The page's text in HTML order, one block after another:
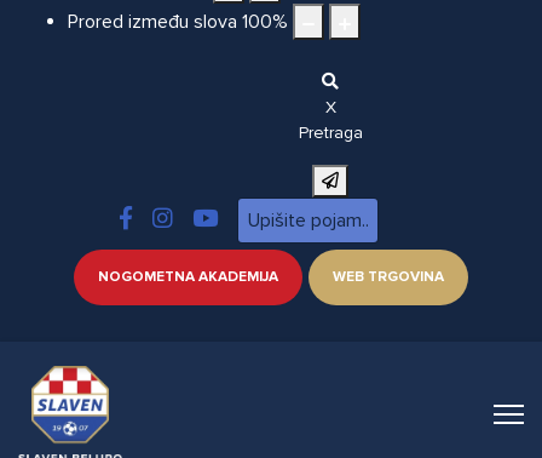
Prored između slova 100%
X
Pretraga
NOGOMETNA AKADEMIJA WEB TRGOVINA